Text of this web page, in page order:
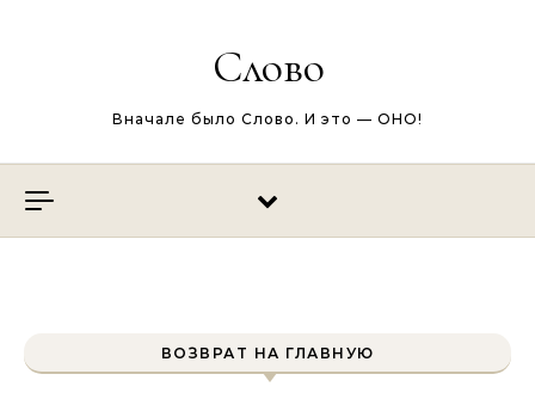
Слово
Вначале было Слово. И это — ОНО!
ВОЗВРАТ НА ГЛАВНУЮ